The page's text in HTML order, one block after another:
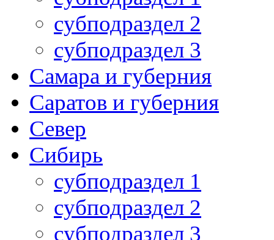
субподраздел 2
субподраздел 3
Самара и губерния
Саратов и губерния
Север
Сибирь
субподраздел 1
субподраздел 2
субподраздел 3